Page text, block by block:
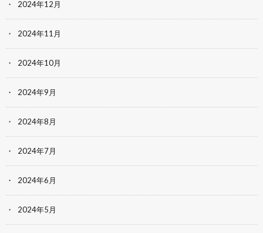
2024年12月
2024年11月
2024年10月
2024年9月
2024年8月
2024年7月
2024年6月
2024年5月